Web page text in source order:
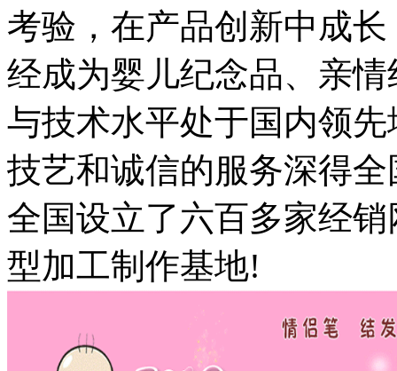
考验，在产品创新中成
经成为婴儿纪念品、亲
与技术水平处于国内领
技艺和诚信的服务深得
全国设立了六百多家经
型加工制作基地!